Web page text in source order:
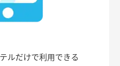
ルだけで利用できる